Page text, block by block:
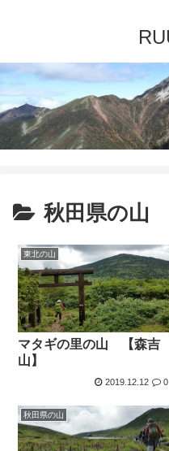
秋田県の山
東北の山
マタギの里の山 【森吉
山】
2019.12.12 0
秋田県の山